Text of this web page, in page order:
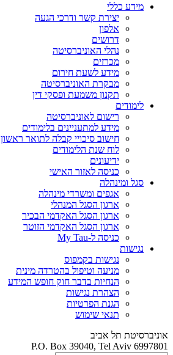
מידע כללי
יצירת קשר ודרכי הגעה
אלפון
דרושים
נהלי האוניברסיטה
מכרזים
מידע לשעת חירום
מבקרת האוניברסיטה
תקנון משמעת ופסקי דין
לימודים
רישום לאוניברסיטה
מידע למתעניינים בלימודים
חישוב סיכויי קבלה לתואר ראשון
לוח שנת הלימודים
ידיעונים
כניסה לאזור האישי
סגל ומינהלה
אגפים ומשרדי מינהלה
ארגון הסגל המנהלי
ארגון הסגל האקדמי הבכיר
ארגון הסגל האקדמי הזוטר
כניסה ל-My Tau
נגישות
נגישות בקמפוס
מניעה וטיפול בהטרדה מינית
הנחיות בדבר חוק חופש המידע
הצהרת נגישות
הגנת הפרטיות
תנאי שימוש
אוניברסיטת תל אביב
P.O. Box 39040, Tel Aviv 6997801